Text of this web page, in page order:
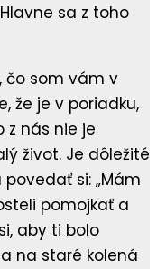
sa z toho
čo som vám v
že je v poriadku,
z nás nie je
život. Je dôležité
si: „Mám
pomojkať a
aby ti bolo
na staré kolená